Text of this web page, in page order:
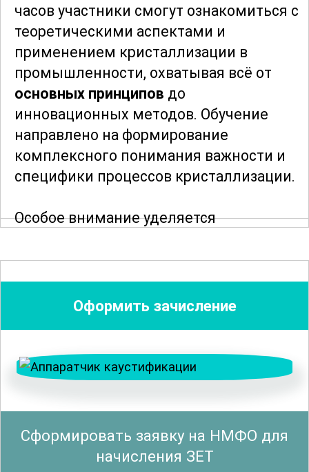
часов участники смогут ознакомиться с
теоретическими аспектами и
применением кристаллизации в
промышленности, охватывая всё от
основных принципов до
инновационных методов. Обучение
направлено на формирование
комплексного понимания важности и
специфики процессов кристаллизации.
Особое внимание уделяется
процессов. Участники изучат, как
выбирать подходящие материалы, как
управлять параметрами
контролировать и оптимизировать
процессы для повышения
также охватывает вопросы
безопасности и экологической
устойчивости, что делает его
Оформить зачисление
Сформировать заявку на НМФО для
начисления ЗЕТ